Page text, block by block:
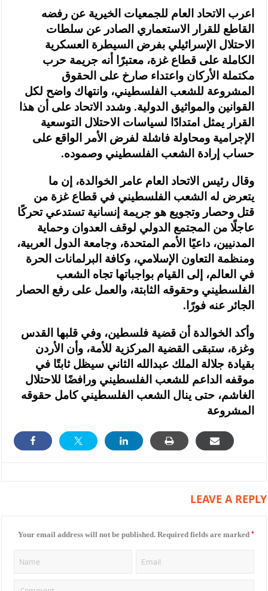
اعرب الاتحاد العام للجمعيات الخيرية عن رفضه
القاطع للقرار الاستعماري الصادر عن سلطات
الاحتلال الإسرائيلي بفرض السيطرة العسكرية
الكاملة على قطاع غزة، معتبرًا أنه جريمة حرب
مكتملة الأركان واعتداء صارخ على الحقوق
المشروعة للشعب الفلسطيني، وانتهاك واضح لكل
القوانين والمواثيق الدولية. وشدد الاتحاد على أن هذا
القرار يمثل امتدادًا لسياسات الاحتلال التوسعية
الإجرامية ومحاولة فاشلة لفرض الأمر الواقع على
حساب إرادة الشعب الفلسطيني وصموده.
وقال رئيس الاتحاد العام عامر الخوالدة، إن ما
يتعرض له الشعب الفلسطيني في قطاع غزة من
قتل وحصار وتجويع هو جريمة إنسانية تستدعي تحركًا
عاجلًا من المجتمع الدولي لوقف العدوان وحماية
المدنيين، داعيًا الأمم المتحدة، وجامعة الدول العربية،
ومنظمة التعاون الإسلامي، وكافة البرلمانات الحرة
في العالم، إلى القيام بواجباتها تجاه الشعب
الفلسطيني وحقوقه الثابتة، والعمل على رفع الحصار
الجائر عنه فورًا.
وأكد الخوالدة أن قضية فلسطين، وفي قلبها القدس
وغزة، ستبقى القضية المركزية للأمة، وأن الأردن
بقيادة جلالة الملك عبدالله الثاني سيظل ثابتًا في
موقفه الداعم للشعب الفلسطيني ورافضًا للاحتلال
الغاشم، حتى ينال الشعب الفلسطيني كامل حقوقه
المشروعة
LEAVE A REPLY
Your email address will not be published. Required fields are marked *